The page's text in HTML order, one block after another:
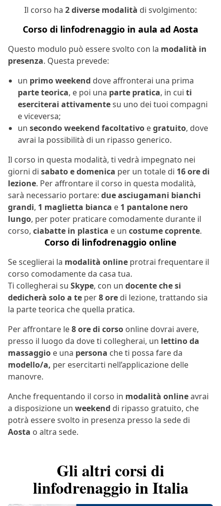
Il corso ha 2 diverse modalità di svolgimento:
Corso di linfodrenaggio in aula ad Aosta
Questo modulo può essere svolto con la modalità in
presenza. Questa prevede:
un primo weekend dove affronterai una prima
parte teorica, e poi una parte pratica, in cui ti
eserciterai attivamentesu uno dei tuoi compagni
e viceversa;
un secondo weekend facoltativo egratuito, dove
avrai la possibilità di un ripasso generico.
Il corso in questa modalità, ti vedrà impegnato nei
giorni di sabato e domenica per un totale di 16 ore di
lezione. Per affrontare il corso in questa modalità,
sarà necessario portare: due asciugamani bianchi
grandi, 1 maglietta bianca e 1 pantalone nero
lungo, per poter praticare comodamente durante il
corso, ciabatte in plastica e un costume coprente.
Corso di linfodrenaggio online
Se sceglierai la modalità online protrai frequentare il
corso comodamente da casa tua.
Ti collegherai su Skype, con un docente che si
dedicherà solo a te per8 ore di lezione, trattando sia
la parte teorica che quella pratica.
Per affrontare le8 ore di corso online dovrai avere,
presso il luogo da dove ti collegherai, un lettino da
massaggio e una persona che ti possa fare da
modello/a, per esercitarti nell’applicazione delle
manovre.
Anche frequentando il corso in modalità onlineavrai
a disposizione un weekend di ripasso gratuito, che
potrà essere svolto in presenza presso la sede di
Aosta o altra sede.
Gli altri corsi di
linfodrenaggio in Italia